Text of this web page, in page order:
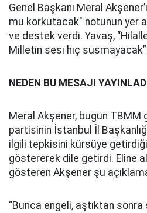
Genel Başkanı Meral
mu korkutacak" notunun yer
ve destek verdi. Yavaş, “Hilalle
Milletin sesi hiç susmayacak”
NEDEN BU MESAJI
Meral Akşener, bugün TBMM
partisinin İstanbul İl
ilgili tepkisini kürsüye
göstererek dile getirdi. Eline
gösteren Akşener şu
“Bunca engeli, aştıktan